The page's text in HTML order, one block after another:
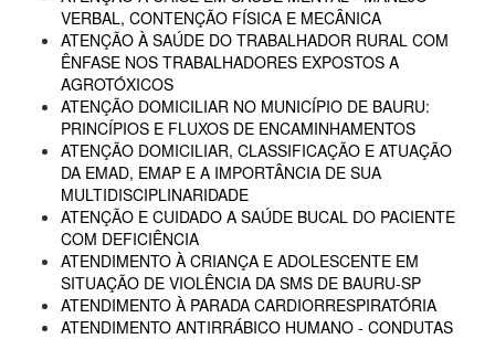
VERBAL, CONTENÇÃO FÍSICA E MECÂNICA
ATENÇÃO À SAÚDE DO TRABALHADOR RURAL COM
ÊNFASE NOS TRABALHADORES EXPOSTOS A
AGROTÓXICOS
ATENÇÃO DOMICILIAR NO MUNICÍPIO DE BAURU:
PRINCÍPIOS E FLUXOS DE ENCAMINHAMENTOS
ATENÇÃO DOMICILIAR, CLASSIFICAÇÃO E ATUAÇÃO
DA EMAD, EMAP E A IMPORTÂNCIA DE SUA
MULTIDISCIPLINARIDADE
ATENÇÃO E CUIDADO A SAÚDE BUCAL DO PACIENTE
COM DEFICIÊNCIA
ATENDIMENTO À CRIANÇA E ADOLESCENTE EM
SITUAÇÃO DE VIOLÊNCIA DA SMS DE BAURU-SP
ATENDIMENTO À PARADA CARDIORRESPIRATÓRIA
ATENDIMENTO ANTIRRÁBICO HUMANO - CONDUTAS